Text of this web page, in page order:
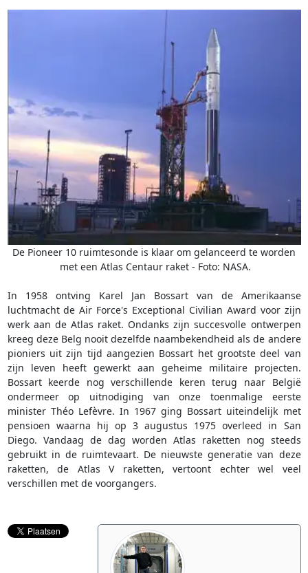
De Pioneer 10 ruimtesonde is klaar om gelanceerd te worden
met een Atlas Centaur raket - Foto: NASA.
In 1958 ontving Karel Jan Bossart van de Amerikaanse
luchtmacht de Air Force's Exceptional Civilian Award voor zijn
werk aan de Atlas raket. Ondanks zijn succesvolle ontwerpen
kreeg deze Belg nooit dezelfde naambekendheid als de andere
pioniers uit zijn tijd aangezien Bossart het grootste deel van
zijn leven heeft gewerkt aan geheime militaire projecten.
Bossart keerde nog verschillende keren terug naar België
ondermeer op uitnodiging van onze toenmalige eerste
minister Théo Lefèvre. In 1967 ging Bossart uiteindelijk met
pensioen waarna hij op 3 augustus 1975 overleed in San
Diego. Vandaag de dag worden Atlas raketten nog steeds
gebruikt in de ruimtevaart. De nieuwste generatie van deze
raketten, de Atlas V raketten, vertoont echter wel veel
verschillen met de voorgangers.